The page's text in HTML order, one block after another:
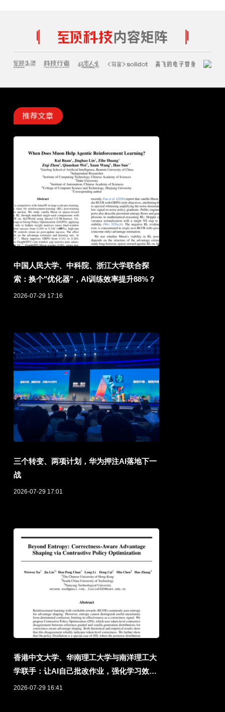
中国人民大学、中科院、浙江大学联合探
索：换个"优化器"，AI训练效率提升88%？
2026-07-29 17:16
三个转变、两项计划，华为押注AI落地下一
战
2026-07-29 17:01
香港中文大学、华南理工大学与南洋理工大
学联手：让AI自己批改作业，强化学习效果
提升8.5%
2026-07-29 16:41